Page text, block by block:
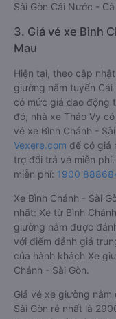
Sài Gòn Cái Nước - Cà
3. Giá vé xe Bình
Mau
Hiện tại, theo cập
giường nằm tuyến Cái
có mức giá dao động
đó, nhà xe Thảo Vy
vé xe Bình Chánh -
Vexere.com để có giá
trợ đổi trả vé miễn
miễn phí: 1900
Xe Bình Chánh - Sài
nhất: Xe từ Bình
giường nằm được
với điểm đánh giá
của hành khách Xe
Chánh - Sài Gòn.
Giá vé xe giường
Sài Gòn rẻ nhất là